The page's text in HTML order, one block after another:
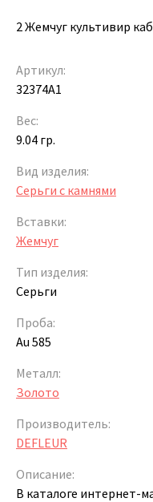
2 Жемчуг культивир
Артикул:
32374A1
Вес:
9.04 гр.
Вид изделия:
Серьги с камнями
Вставки:
Жемчуг
Тип изделия:
Серьги
Проба:
Au 585
Металл:
Золото
Производитель:
DEFLEUR
Описание:
В каталоге интернет-